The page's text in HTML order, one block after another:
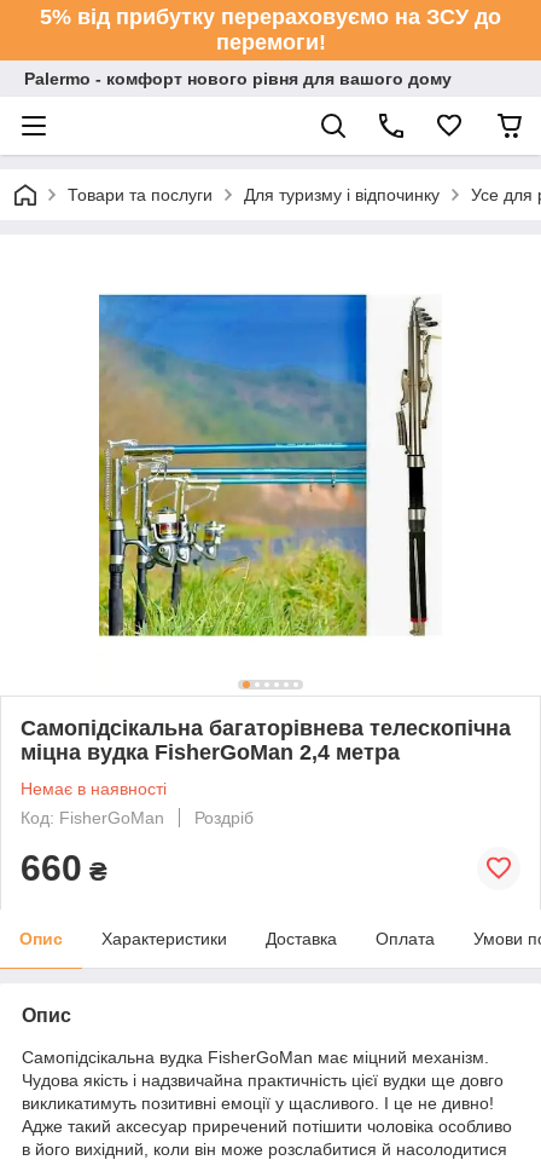
5% від прибутку перераховуємо на ЗСУ до
перемоги!
Palermo - комфорт нового рівня для вашого дому
Товари та послуги Для туризму і відпочинку Усе для
Самопідсікальна багаторівнева телескопічна
міцна вудка FisherGoMan 2,4 метра
Немає в наявності
Код: FisherGoMan
Роздріб
660 ₴
Опис Характеристики Доставка Оплата Умови
Опис
Самопідсікальна вудка FisherGoMan має міцний механізм.
Чудова якість і надзвичайна практичність цієї вудки ще довго
викликатимуть позитивні емоції у щасливого. І це не дивно!
Адже такий аксесуар приречений потішити чоловіка особливо
в його вихідний, коли він може розслабитися й насолодитися